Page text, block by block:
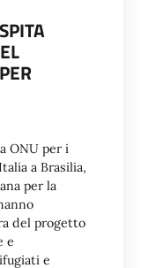
ONU per i
a Brasilia,
per la
del progetto
e
e